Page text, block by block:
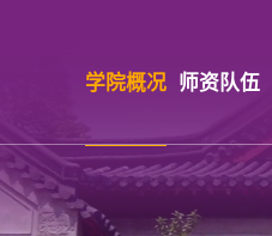
学院概况 师资队伍